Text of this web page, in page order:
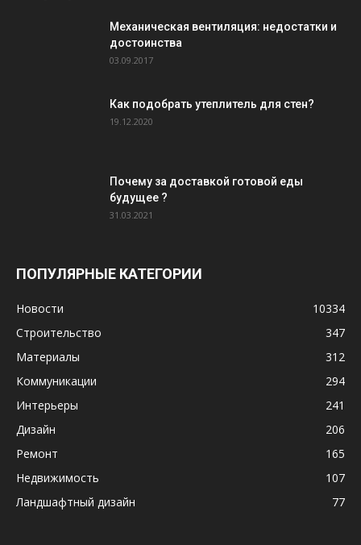
Механическая вентиляция: недостатки и
достоинства
03.09.2017
Как подобрать утеплитель для стен?
19.12.2020
Почему за доставкой готовой еды
будущее ?
31.03.2021
ПОПУЛЯРНЫЕ КАТЕГОРИИ
Новости
10334
Строительство
347
Материалы
312
Коммуникации
294
Интерьеры
241
Дизайн
206
Ремонт
165
Недвижимость
107
Ландшафтный дизайн
77